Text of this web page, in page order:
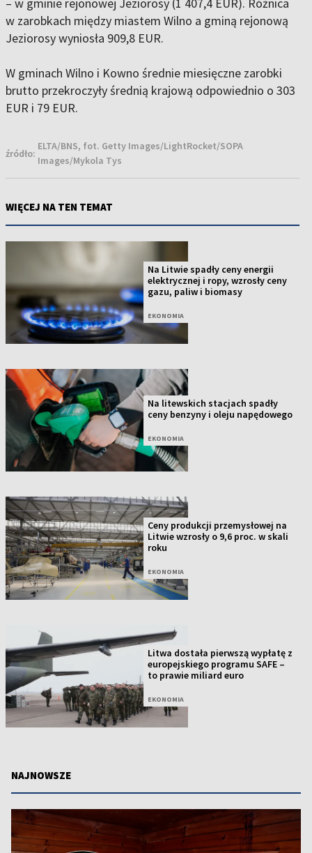
– w gminie rejonowej Jeziorosy (1 407,4 EUR). Różnica
w zarobkach między miastem Wilno a gminą rejonową
Jeziorosy wyniosła 909,8 EUR.
W gminach Wilno i Kowno średnie miesięczne zarobki
brutto przekroczyły średnią krajową odpowiednio o 303
EUR i 79 EUR.
źródło:
ELTA/BNS, fot. Getty Images/LightRocket/SOPA
Images/Mykola Tys
WIĘCEJ NA TEN TEMAT
Na Litwie spadły ceny energii
elektrycznej i ropy, wzrosły ceny
gazu, paliw i biomasy
EKONOMIA
Na litewskich stacjach spadły
ceny benzyny i oleju napędowego
EKONOMIA
Ceny produkcji przemysłowej na
Litwie wzrosły o 9,6 proc. w skali
roku
EKONOMIA
Litwa dostała pierwszą wypłatę z
europejskiego programu SAFE –
to prawie miliard euro
EKONOMIA
NAJNOWSZE